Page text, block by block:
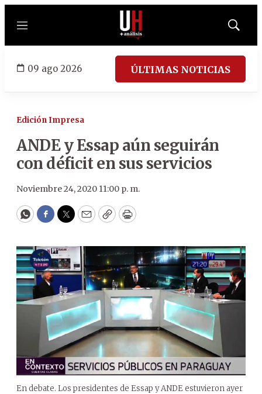
Menú
Mostrar
09 ago 2026 ÚLTIMAS NOTICIAS
Edición Impresa
ANDE y Essap aún seguirán
con déficit en sus servicios
Noviembre 24, 2020 11:00 p. m.
WhatsApp
Facebook
Twitter
EmailCopyPrint
En debate. Los presidentes de Essap y ANDE estuvieron ayer